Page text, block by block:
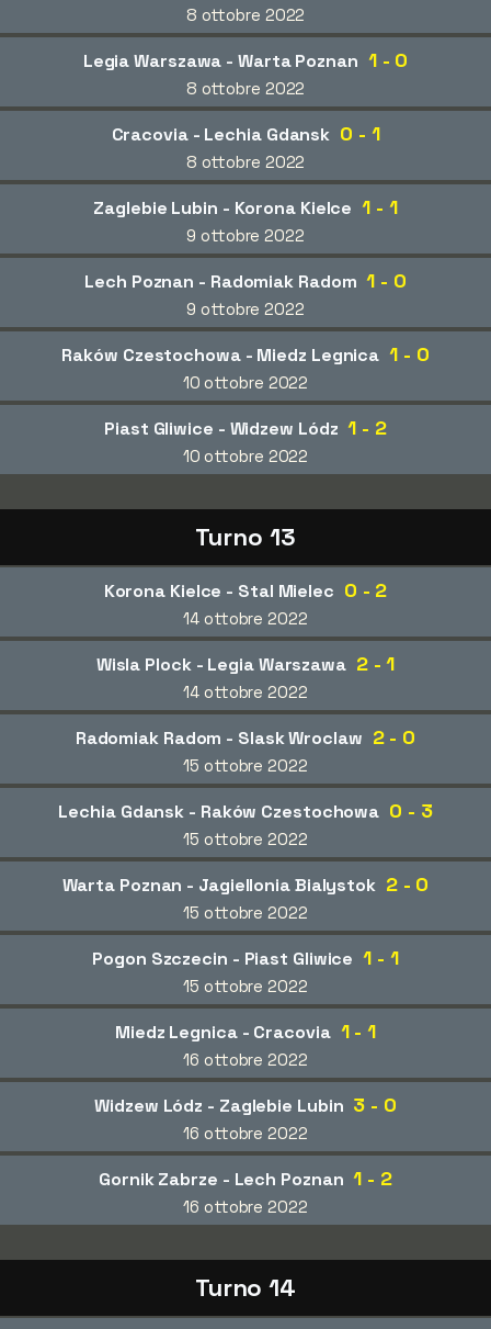
8 ottobre 2022
Legia Warszawa - Warta Poznan 1 - 0
8 ottobre 2022
Cracovia - Lechia Gdansk 0 - 1
8 ottobre 2022
Zaglebie Lubin - Korona Kielce 1 - 1
9 ottobre 2022
Lech Poznan - Radomiak Radom 1 - 0
9 ottobre 2022
Raków Czestochowa - Miedz Legnica 1 - 0
10 ottobre 2022
Piast Gliwice - Widzew Lódz 1 - 2
10 ottobre 2022
Turno 13
Korona Kielce - Stal Mielec 0 - 2
14 ottobre 2022
Wisla Plock - Legia Warszawa 2 - 1
14 ottobre 2022
Radomiak Radom - Slask Wroclaw 2 - 0
15 ottobre 2022
Lechia Gdansk - Raków Czestochowa 0 - 3
15 ottobre 2022
Warta Poznan - Jagiellonia Bialystok 2 - 0
15 ottobre 2022
Pogon Szczecin - Piast Gliwice 1 - 1
15 ottobre 2022
Miedz Legnica - Cracovia 1 - 1
16 ottobre 2022
Widzew Lódz - Zaglebie Lubin 3 - 0
16 ottobre 2022
Gornik Zabrze - Lech Poznan 1 - 2
16 ottobre 2022
Turno 14